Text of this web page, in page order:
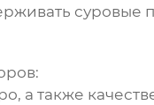
суровые
а также